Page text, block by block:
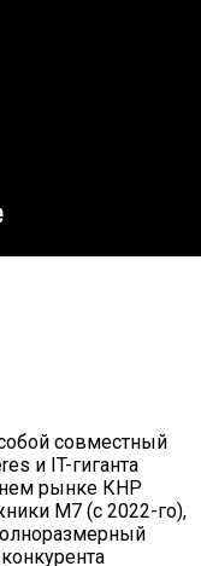
совместный
и IT-гиганта
рынке КНР
M7 (с 2022-го),